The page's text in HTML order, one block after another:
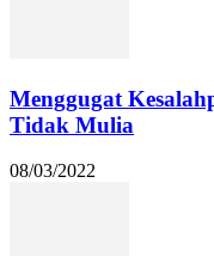
Menggugat
Tidak Mulia
08/03/2022